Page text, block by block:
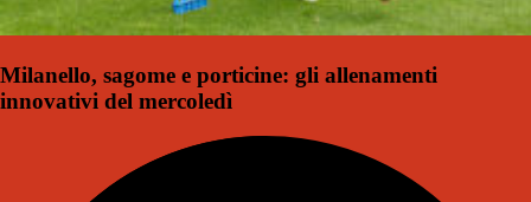
Milanello, sagome e porticine: gli allenamenti
innovativi del mercoledì